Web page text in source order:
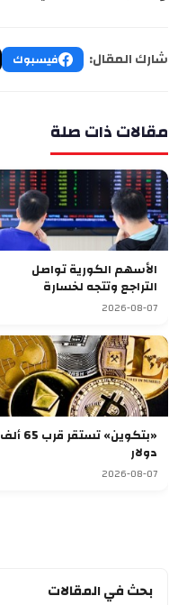
شارك المقال: فيسبوك
مقالات ذات صلة
الأسهم الكورية تواصل
التراجع وتتجه لخسارة
أسبوعية سابعة
2026-08-07
«بتكوين» تستقر قرب 65 ألف
دولار
2026-08-07
بحث في المقالات